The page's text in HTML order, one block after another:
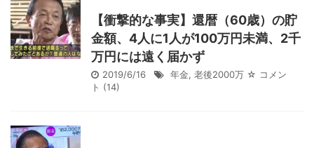
【衝撃的な事実】還暦（60歳）の貯
金額、4人に1人が100万円未満、2千
万円には遠く届かず
2019/6/16 年金, 老後2000万 ☆ コメン
ト (14)